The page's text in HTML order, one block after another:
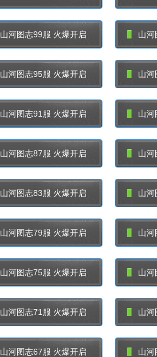
山河图志99服 火爆开启 山河
山河图志95服 火爆开启 山河
山河图志91服 火爆开启 山河
山河图志87服 火爆开启 山河
山河图志83服 火爆开启 山河
山河图志79服 火爆开启 山河
山河图志75服 火爆开启 山河
山河图志71服 火爆开启 山河
山河图志67服 火爆开启 山河